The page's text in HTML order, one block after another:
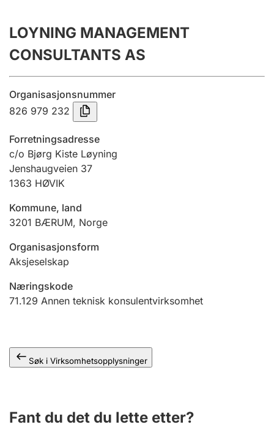
Årsregnskap
Innsending og forsinkelsesgebyr
Tinglysing
Jeger
Betaling og jegeravgiftskort
Ektepaktveileder
Offentlig sektor
Andre tema
LOYNING MANAGEMENT
CONSULTANTS AS
Organisasjonsnummer
826 979 232
Forretningsadresse
c/o Bjørg Kiste Løyning
Jenshaugveien 37
1363 HØVIK
Kommune, land
3201 BÆRUM, Norge
Organisasjonsform
Aksjeselskap
Næringskode
71.129 Annen teknisk konsulentvirksomhet
Søk i Virksomhetsopplysninger
Fant du det du lette etter?